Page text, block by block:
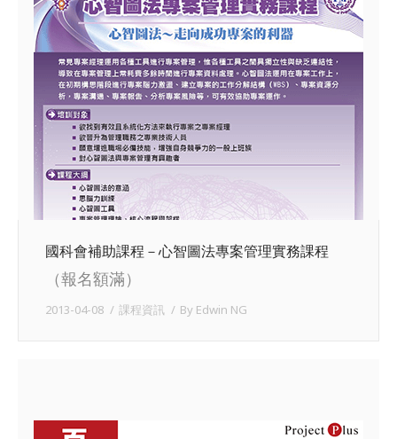
國科會補助課程－心智圖法專案管理實務課程
（報名額滿）
2013-04-08 課程資訊 By Edwin NG